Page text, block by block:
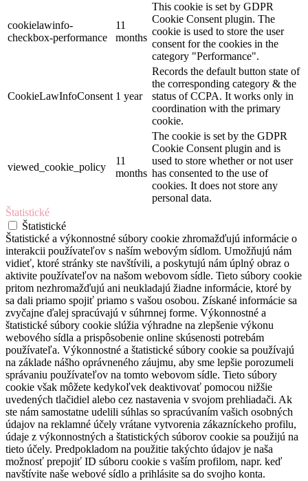
cookielawinfo-
checkbox-performance
11
months
This cookie is set by GDPR
Cookie Consent plugin. The
cookie is used to store the user
consent for the cookies in the
category "Performance".
CookieLawInfoConsent 1 year
Records the default button state of
the corresponding category & the
status of CCPA. It works only in
coordination with the primary
cookie.
viewed_cookie_policy
11
months
The cookie is set by the GDPR
Cookie Consent plugin and is
used to store whether or not user
has consented to the use of
cookies. It does not store any
personal data.
Štatistické
Štatistické
Štatistické a výkonnostné súbory cookie zhromažďujú informácie o
interakcii používateľov s naším webovým sídlom. Umožňujú nám
vidieť, ktoré stránky ste navštívili, a poskytujú nám úplný obraz o
aktivite používateľov na našom webovom sídle. Tieto súbory cookie
pritom nezhromažďujú ani neukladajú žiadne informácie, ktoré by
sa dali priamo spojiť priamo s vašou osobou. Získané informácie sa
zvyčajne ďalej spracúvajú v súhrnnej forme. Výkonnostné a
štatistické súbory cookie slúžia výhradne na zlepšenie výkonu
webového sídla a prispôsobenie online skúsenosti potrebám
používateľa. Výkonnostné a štatistické súbory cookie sa používajú
na základe nášho oprávneného záujmu, aby sme lepšie porozumeli
správaniu používateľov na tomto webovom sídle. Tieto súbory
cookie však môžete kedykoľvek deaktivovať pomocou nižšie
uvedených tlačidiel alebo cez nastavenia v svojom prehliadači. Ak
ste nám samostatne udelili súhlas so spracúvaním vašich osobných
údajov na reklamné účely vrátane vytvorenia zákazníckeho profilu,
údaje z výkonnostných a štatistických súborov cookie sa použijú na
tieto účely. Predpokladom na použitie takýchto údajov je naša
možnosť prepojiť ID súboru cookie s vaším profilom, napr. keď
navštívite naše webové sídlo a prihlásite sa do svojho konta.